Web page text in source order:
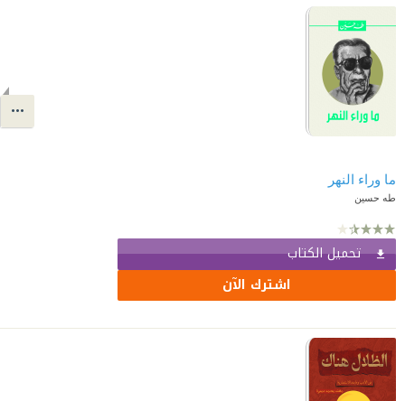
ما وراء النهر
طه حسين
تحميل الكتاب
اشترك الآن